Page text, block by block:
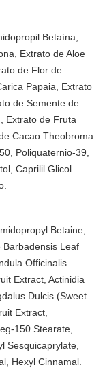
Betaína,
Extrato de Aloe
de Flor de
Papaia, Extrato
de Semente de
Extrato de Fruta
Cacao Theobroma
Poliquaternio-39,
Caprilil Glicol
Betaine,
Barbadensis Leaf
Officinalis
Extract, Actinidia
Dulcis (Sweet
Extract,
150 Stearate,
Sesquicaprylate,
Hexyl Cinnamal.